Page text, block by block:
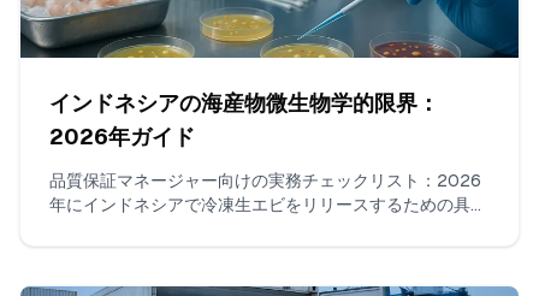
インドネシアの海産物微生物学的限界：
2026年ガイド
品質保証マネージャー向けの実務チェックリスト：2026
年にインドネシアで冷凍生エビをリリースするための具体